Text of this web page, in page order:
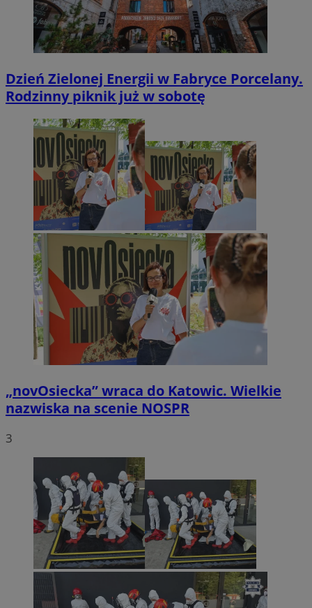
Dzień Zielonej Energii w Fabryce Porcelany.
Rodzinny piknik już w sobotę
„novOsiecka” wraca do Katowic. Wielkie
nazwiska na scenie NOSPR
3